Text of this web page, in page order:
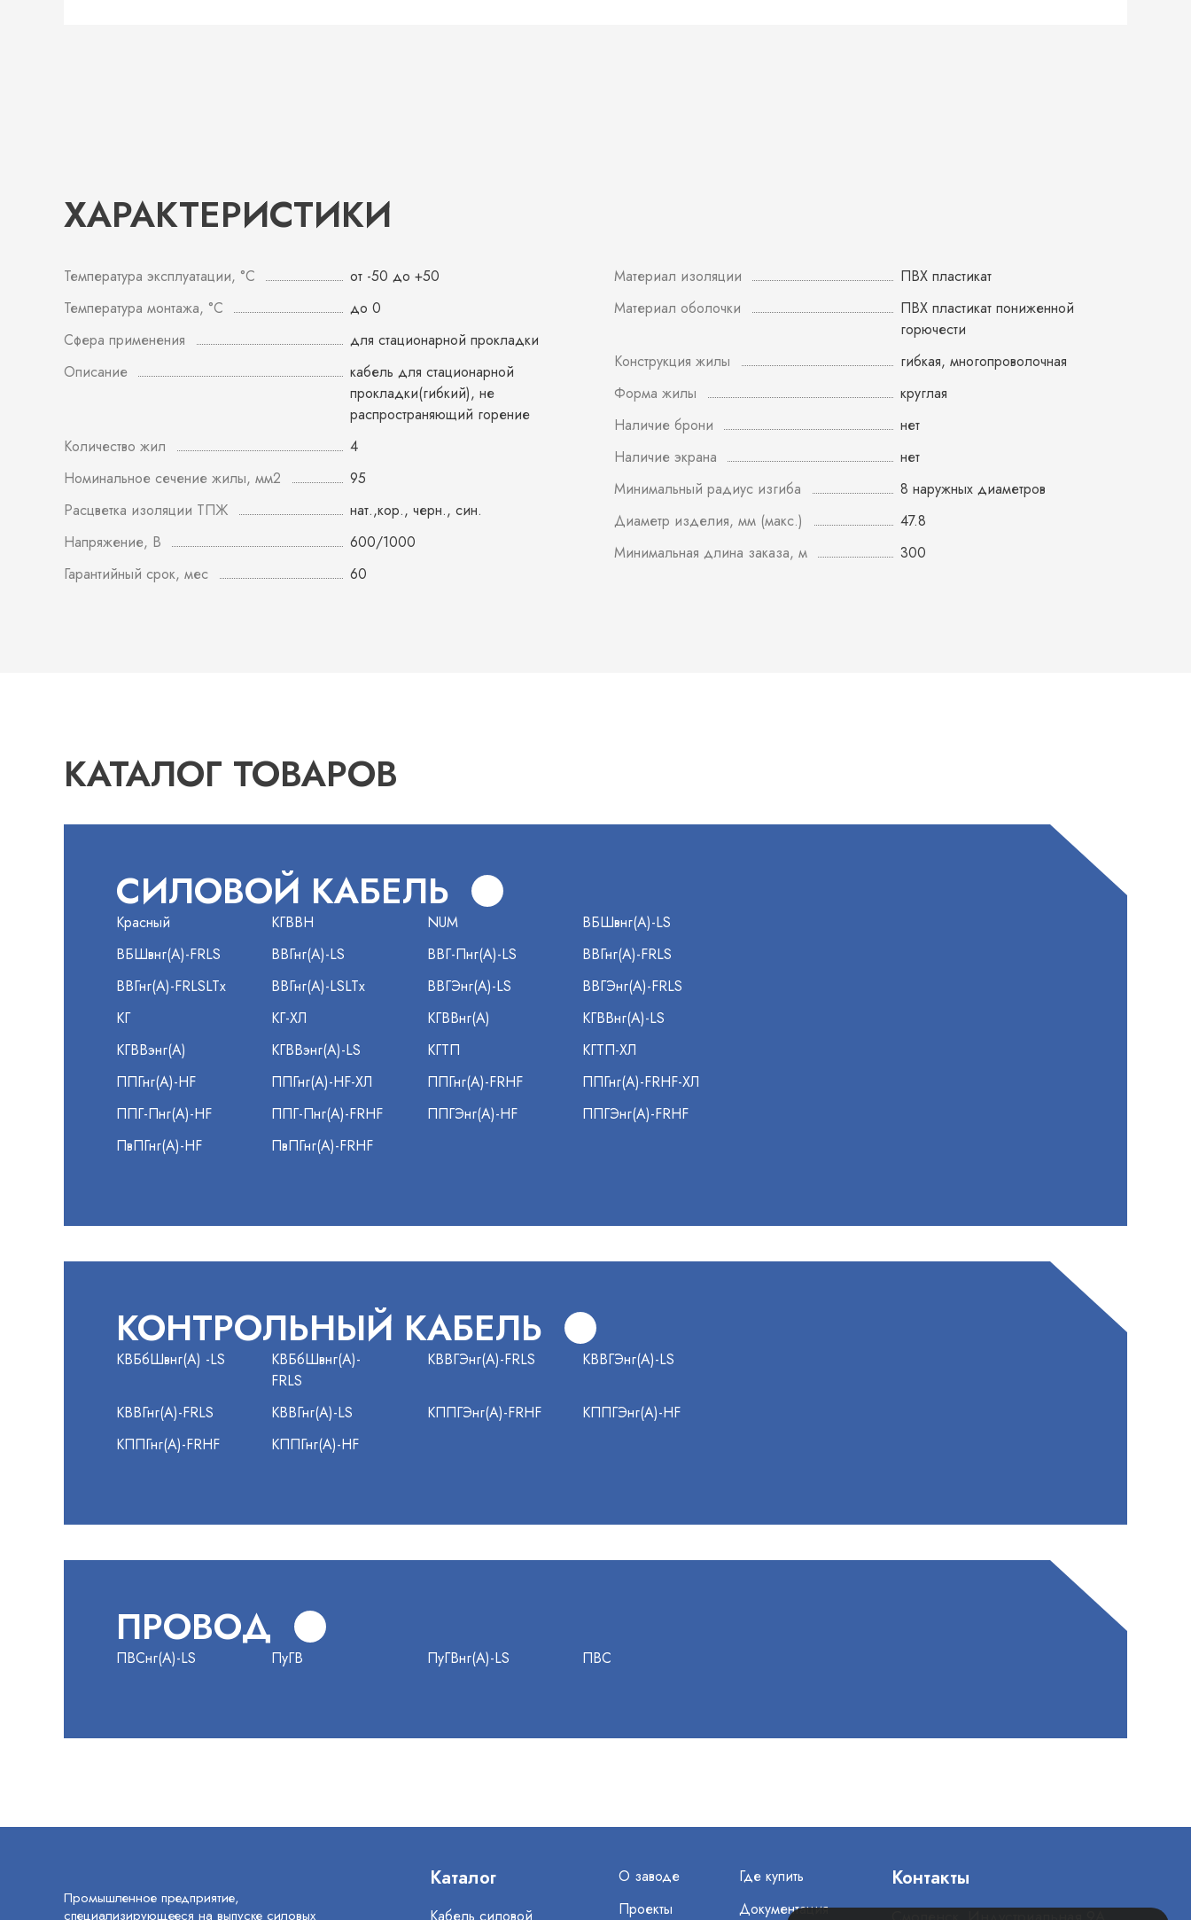
ХАРАКТЕРИСТИКИ
Температура эксплуатации, °С
от -50 до +50
Температура монтажа, °С
до 0
Сфера применения
для стационарной прокладки
Описание
кабель для стационарной
прокладки(гибкий), не
распространяющий горение
Количество жил
4
Номинальное сечение жилы, мм2
95
Расцветка изоляции ТПЖ
нат.,кор., черн., син.
Напряжение, В
600/1000
Гарантийный срок, мес
60
Материал изоляции
ПВХ пластикат
Материал оболочки
ПВХ пластикат пониженной
горючести
Конструкция жилы
гибкая, многопроволочная
Форма жилы
круглая
Наличие брони
нет
Наличие экрана
нет
Минимальный радиус изгиба
8 наружных диаметров
Диаметр изделия, мм (макс.)
47.8
Минимальная длина заказа, м
300
КАТАЛОГ ТОВАРОВ
СИЛОВОЙ КАБЕЛЬ
Красный КГВВН NUM
ВБШвнг(А)-LS
ВБШвнг(А)-FRLS
ВВГнг(А)-LS ВВГ-Пнг(А)-LS
ВВГнг(А)-FRLS
ВВГнг(А)-FRLSLTx
ВВГнг(А)-LSLTx ВВГЭнг(А)-LS
ВВГЭнг(А)-FRLS
КГ
КГ-ХЛ КГВВнг(А)
КГВВнг(А)-LS
КГВВэнг(А)
КГВВэнг(А)-LS КГТП
КГТП-ХЛ
ППГнг(А)-HF
ППГнг(А)-HF-ХЛ ППГнг(А)-FRHF
ППГнг(А)-FRHF-ХЛ
ППГ-Пнг(А)-HF
ППГ-Пнг(А)-FRHF ППГЭнг(А)-HF
ППГЭнг(А)-FRHF
ПвПГнг(А)-HF
ПвПГнг(А)-FRHF
КОНТРОЛЬНЫЙ КАБЕЛЬ
КВБбШвнг(А) -LS
КВБбШвнг(А)-
FRLS
КВВГЭнг(А)-FRLS КВВГЭнг(А)-LS
КВВГнг(А)-FRLS КВВГнг(А)-LS КППГЭнг(А)-FRHF
КППГЭнг(А)-HF
КППГнг(А)-FRHF
КППГнг(А)-HF
ПРОВОД
ПВСнг(А)-LS ПуГВ ПуГВнг(А)-LS ПВС
Промышленное предприятие,
специализирующееся на выпуске силовых
Каталог
О заводе
Проекты
Где купить
Документация
Контакты